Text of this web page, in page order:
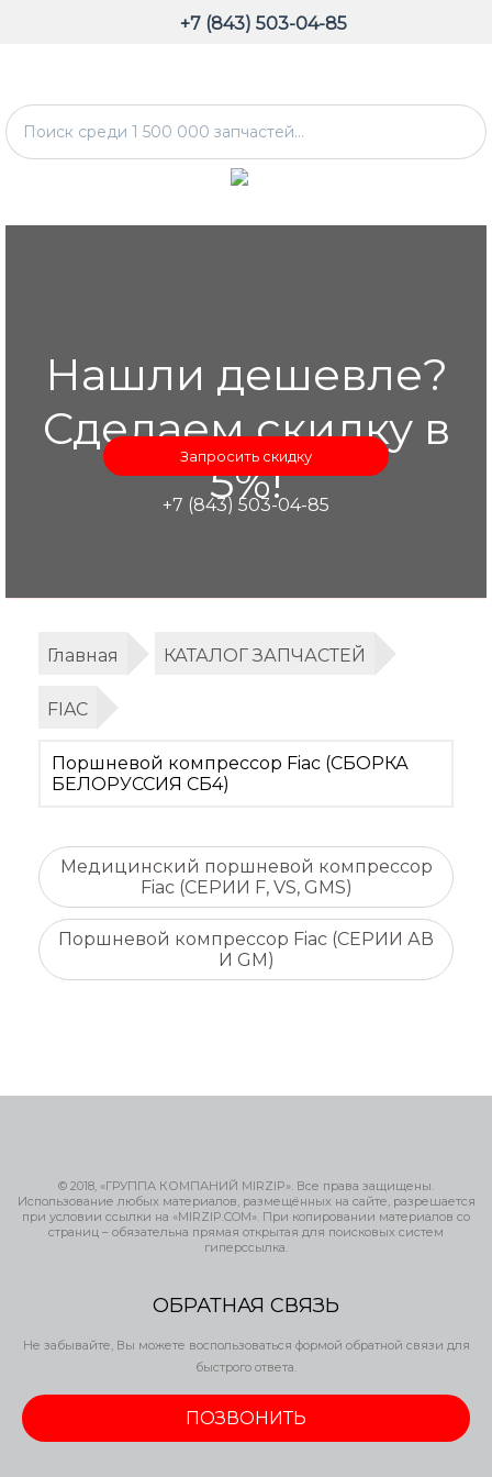
+7 (843) 503-04-85
Нашли дешевле?
Сделаем скидку в
5%!
Запросить скидку
+7 (843) 503-04-85
Главная КАТАЛОГ ЗАПЧАСТЕЙ
FIAC
Поршневой компрессор Fiac (СБОРКА
БЕЛОРУССИЯ СБ4)
Медицинский поршневой компрессор
Fiac (СЕРИИ F, VS, GMS)
Поршневой компрессор Fiac (СЕРИИ АВ
И GM)
© 2018, «ГРУППА КОМПАНИЙ MIRZIP». Все права защищены.
Использование любых материалов, размещённых на сайте, разрешается
при условии ссылки на «MIRZIP.COM». При копировании материалов со
страниц – обязательна прямая открытая для поисковых систем
гиперссылка.
ОБРАТНАЯ СВЯЗЬ
Не забывайте, Вы можете воспользоваться формой обратной связи для
быстрого ответа.
ПОЗВОНИТЬ